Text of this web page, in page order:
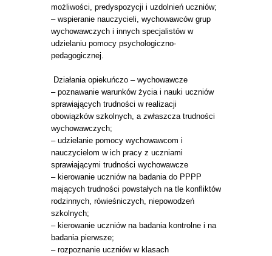
możliwości, predyspozycji i uzdolnień uczniów;
– wspieranie nauczycieli, wychowawców grup
wychowawczych i innych specjalistów w
udzielaniu pomocy psychologiczno-
pedagogicznej.
Działania opiekuńczo – wychowawcze
– poznawanie warunków życia i nauki uczniów
sprawiających trudności w realizacji
obowiązków szkolnych, a zwłaszcza trudności
wychowawczych;
– udzielanie pomocy wychowawcom i
nauczycielom w ich pracy z uczniami
sprawiającymi trudności wychowawcze
– kierowanie uczniów na badania do PPPP
mających trudności powstałych na tle konfliktów
rodzinnych, rówieśniczych, niepowodzeń
szkolnych;
– kierowanie uczniów na badania kontrolne i na
badania pierwsze;
– rozpoznanie uczniów w klasach